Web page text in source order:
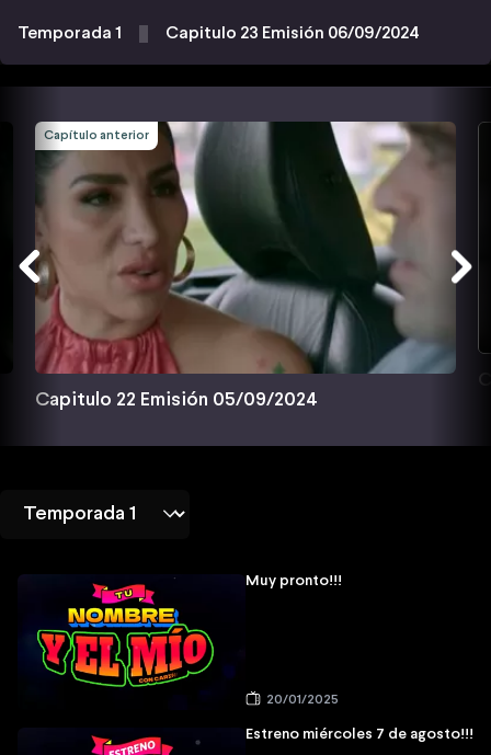
Temporada 1 Capitulo 23 Emisión 06/09/2024
Capítulo anterior
Capitulo 22 Emisión 05/09/2024
Muy pronto!!!
20/01/2025
Estreno miércoles 7 de agosto!!!